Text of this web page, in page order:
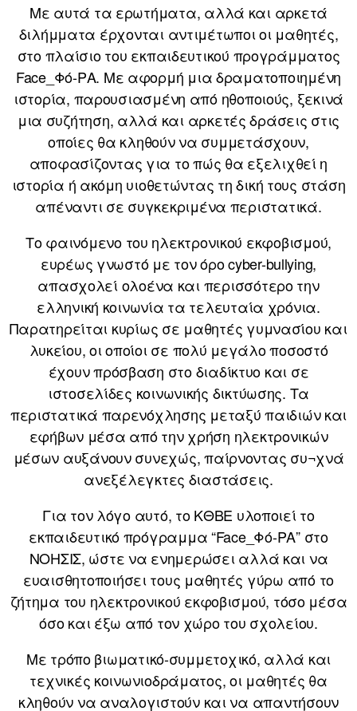
Με αυτά τα ερωτήματα, αλλά και αρκετά
διλήμματα έρχονται αντιμέτωποι οι μαθητές,
στο πλαίσιο του εκπαιδευτικού προγράμματος
Face_Φό-ΡΑ. Με αφορμή μια δραματοποιημένη
ιστορία, παρουσιασμένη από ηθοποιούς, ξεκινά
μια συζήτηση, αλλά και αρκετές δράσεις στις
οποίες θα κληθούν να συμμετάσχουν,
αποφασίζοντας για το πώς θα εξελιχθεί η
ιστορία ή ακόμη υιοθετώντας τη δική τους στάση
απέναντι σε συγκεκριμένα περιστατικά.
Το φαινόμενο του ηλεκτρονικού εκφοβισμού,
ευρέως γνωστό με τον όρο cyber-bullying,
απασχολεί ολοένα και περισσότερο την
ελληνική κοινωνία τα τελευταία χρόνια.
Παρατηρείται κυρίως σε μαθητές γυμνασίου και
λυκείου, οι οποίοι σε πολύ μεγάλο ποσοστό
έχουν πρόσβαση στο διαδίκτυο και σε
ιστοσελίδες κοινωνικής δικτύωσης. Τα
περιστατικά παρενόχλησης μεταξύ παιδιών και
εφήβων μέσα από την χρήση ηλεκτρονικών
μέσων αυξάνουν συνεχώς, παίρνοντας συ¬χνά
ανεξέλεγκτες διαστάσεις.
Για τον λόγο αυτό, το ΚΘΒΕ υλοποιεί το
εκπαιδευτικό πρόγραμμα “Face_Φό-ΡΑ” στο
ΝΟΗΣΙΣ, ώστε να ενημερώσει αλλά και να
ευαισθητοποιήσει τους μαθητές γύρω από το
ζήτημα του ηλεκτρονικού εκφοβισμού, τόσο μέσα
όσο και έξω από τον χώρο του σχολείου.
Με τρόπο βιωματικό-συμμετοχικό, αλλά και
τεχνικές κοινωνιοδράματος, οι μαθητές θα
κληθούν να αναλογιστούν και να απαντήσουν